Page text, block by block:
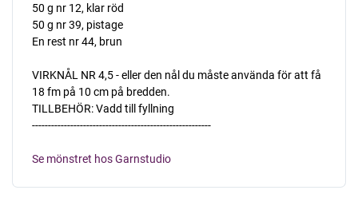
50 g nr 12, klar röd
50 g nr 39, pistage
En rest nr 44, brun
VIRKNÅL NR 4,5 - eller den nål du måste använda för att få
18 fm på 10 cm på bredden.
TILLBEHÖR: Vadd till fyllning
--------------------------------------------------------
Se mönstret hos Garnstudio